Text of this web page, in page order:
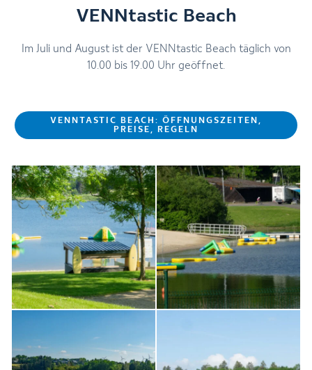
VENNtastic Beach
Im Juli und August ist der VENNtastic Beach täglich von
10.00 bis 19.00 Uhr geöffnet.
VENNTASTIC BEACH: ÖFFNUNGSZEITEN,
PREISE, REGELN